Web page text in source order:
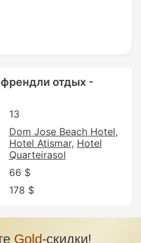
отдых -
13
Dom Jose Beach Hotel
Hotel Atismar Hotel
Quarteirasol
66 $
178 $
Gold-скидки!